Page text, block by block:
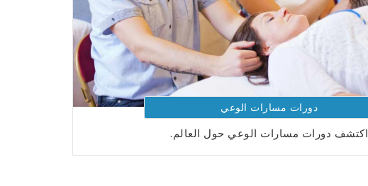
دورات مسارات الوعي
اكتشف دورات مسارات الوعي حول العالم.